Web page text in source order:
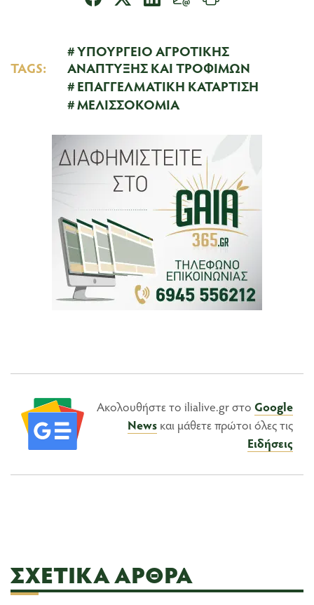
TAGS:
ΥΠΟΥΡΓΕΙΟ ΑΓΡΟΤΙΚΗΣ
ΑΝΑΠΤΥΞΗΣ ΚΑΙ ΤΡΟΦΙΜΩΝ
ΕΠΑΓΓΕΛΜΑΤΙΚΗ ΚΑΤΑΡΤΙΣΗ
ΜΕΛΙΣΣΟΚΟΜΙΑ
Ακολουθήστε το ilialive.gr στο Google
News και μάθετε πρώτοι όλες τις
Ειδήσεις
ΣΧΕΤΙΚΆ ΆΡΘΡΑ